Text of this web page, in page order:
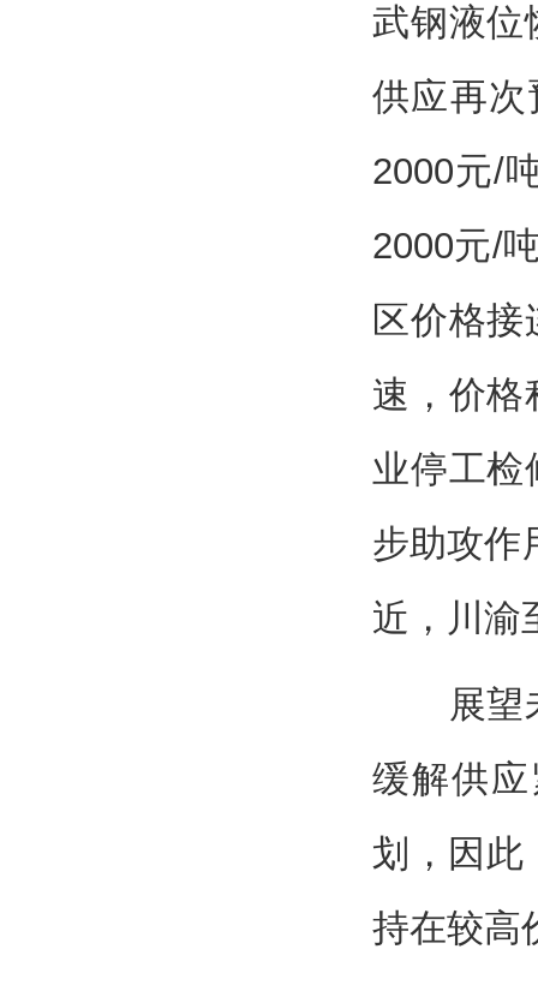
武钢液位
供应再
2000元/
2000元/
区价格
速，价格
业停工检
步助攻作
近，川渝
展望未
缓解供
划，因此
持在较高